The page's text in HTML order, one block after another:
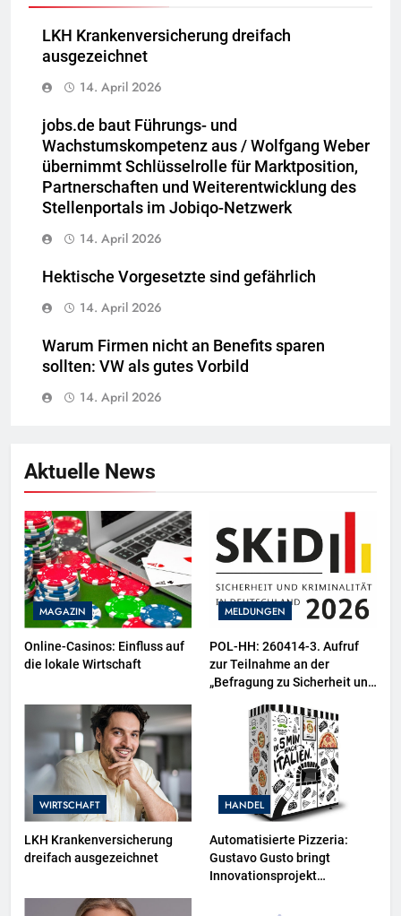
LKH Krankenversicherung dreifach
ausgezeichnet
14. April 2026
jobs.de baut Führungs- und
Wachstumskompetenz aus / Wolfgang Weber
übernimmt Schlüsselrolle für Marktposition,
Partnerschaften und Weiterentwicklung des
Stellenportals im Jobiqo-Netzwerk
14. April 2026
Hektische Vorgesetzte sind gefährlich
14. April 2026
Warum Firmen nicht an Benefits sparen
sollten: VW als gutes Vorbild
14. April 2026
Aktuelle News
MAGAZIN
Online-Casinos: Einfluss auf
die lokale Wirtschaft
MELDUNGEN
POL-HH: 260414-3. Aufruf
zur Teilnahme an der
„Befragung zu Sicherheit und
(SKiD) 2026“
WIRTSCHAFT
LKH Krankenversicherung
dreifach ausgezeichnet
HANDEL
Automatisierte Pizzeria:
Gustavo Gusto bringt
Innovationsprojekt